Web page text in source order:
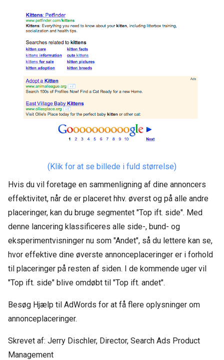
(Klik for at se billede i fuld størrelse)
Hvis du vil foretage en sammenligning af dine annoncers
effektivitet, når de er placeret hhv. øverst og på alle andre
placeringer, kan du bruge segmentet "Top ift. side". Med
denne lancering klassificeres alle side-, bund- og
eksperimentvisninger nu som "Andet", så du lettere kan se,
hvor effektive dine øverste annonceplaceringer er i forhold
til placeringer på resten af siden. I de kommende uger vil
"Top ift. side" blive omdøbt til "Top ift. andet".
Besøg Hjælp til AdWords for at få flere oplysninger om
annonceplaceringer.
Skrevet af: Jerry Dischler, Director, Search Ads Product
Management